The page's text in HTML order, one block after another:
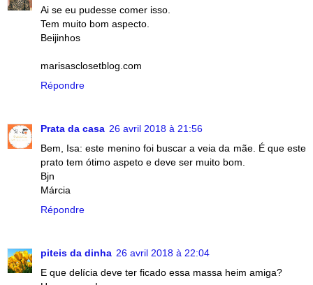
Ai se eu pudesse comer isso.
Tem muito bom aspecto.
Beijinhos
marisasclosetblog.com
Répondre
Prata da casa 26 avril 2018 à 21:56
Bem, Isa: este menino foi buscar a veia da mãe. É que este
prato tem ótimo aspeto e deve ser muito bom.
Bjn
Márcia
Répondre
piteis da dinha 26 avril 2018 à 22:04
E que delícia deve ter ficado essa massa heim amiga?